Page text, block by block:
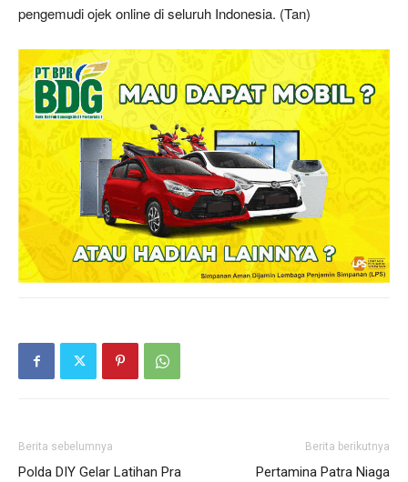
pengemudi ojek online di seluruh Indonesia. (Tan)
Berita sebelumnya
Polda DIY Gelar Latihan Pra
Berita berikutnya
Pertamina Patra Niaga